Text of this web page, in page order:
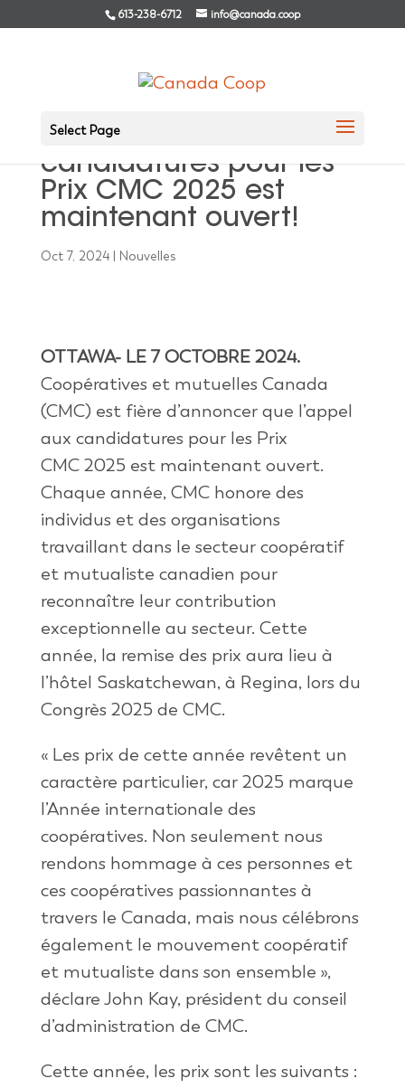
613-238-6712 info@canada.coop
Select Page
L’appel aux
candidatures pour les
Prix CMC 2025 est
maintenant ouvert!
Oct 7, 2024| Nouvelles
OTTAWA- LE 7 OCTOBRE 2024.
Coopératives et mutuelles Canada
(CMC) est fière d’annoncer que l’appel
aux candidatures pour les Prix
CMC 2025 est maintenant ouvert.
Chaque année, CMC honore des
individus et des organisations
travaillant dans le secteur coopératif
et mutualiste canadien pour
reconnaître leur contribution
exceptionnelle au secteur. Cette
année, la remise des prix aura lieu à
l’hôtel Saskatchewan, à Regina, lors du
Congrès 2025 de CMC.
« Les prix de cette année revêtent un
caractère particulier, car 2025 marque
l’Année internationale des
coopératives. Non seulement nous
rendons hommage à ces personnes et
ces coopératives passionnantes à
travers le Canada, mais nous célébrons
également le mouvement coopératif
et mutualiste dans son ensemble »,
déclare John Kay, président du conseil
d’administration de CMC.
Cette année, les prix sont les suivants :